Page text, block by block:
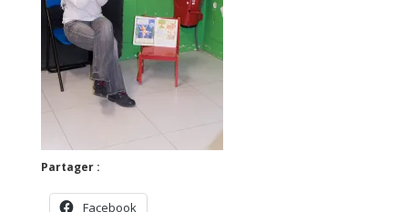
Partager :
Facebook